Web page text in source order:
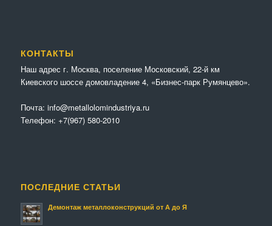
КОНТАКТЫ
Наш адрес г. Москва, поселение Московский, 22-й км
Киевского шоссе домовладение 4, «Бизнес-парк Румянцево».
Почта: info@metallolomindustriya.ru
Телефон: +7(967) 580-2010
ПОСЛЕДНИЕ СТАТЬИ
Демонтаж металлоконструкций от А до Я